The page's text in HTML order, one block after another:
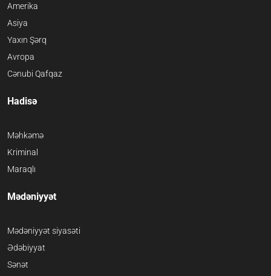
Amerika
Asiya
Yaxın Şərq
Avropa
Cənubi Qafqaz
Hadisə
Məhkəmə
Kriminal
Maraqlı
Mədəniyyət
Mədəniyyət siyasəti
Ədəbiyyat
Sənət